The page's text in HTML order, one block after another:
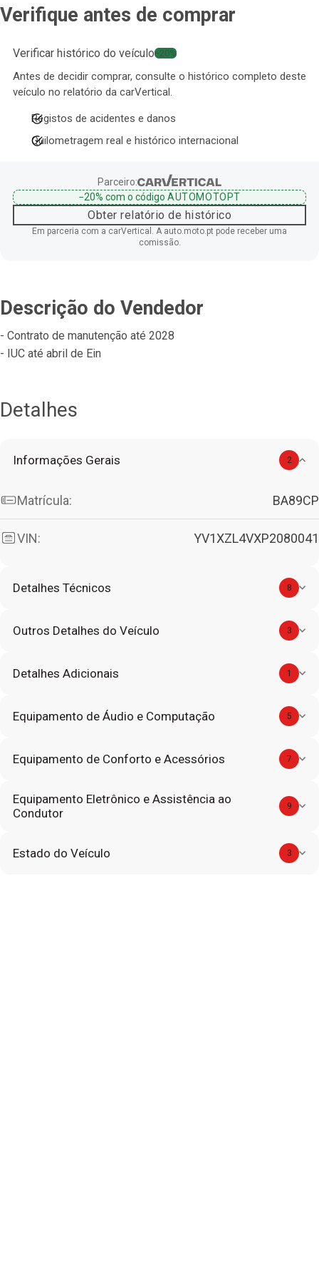
Verifique antes de comprar
Verificar histórico do veículo−20%
Antes de decidir comprar, consulte o histórico completo deste
veículo no relatório da carVertical.
Registos de acidentes e danos
Quilometragem real e histórico internacional
Parceiro:
−20%com o código AUTOMOTOPT
Obter relatório de histórico
Em parceria com a carVertical. A auto.moto.pt pode receber uma
comissão.
Descrição do Vendedor
- Contrato de manutenção até 2028
- IUC até abril de Ein
Detalhes
Informações Gerais 2
Matrícula: BA89CP
VIN: YV1XZL4VXP2080041
Detalhes Técnicos 8
Outros Detalhes do Veículo 3
Detalhes Adicionais 1
Equipamento de Áudio e Computação 5
Equipamento de Conforto e Acessórios 7
Equipamento Eletrônico e Assistência ao
Condutor
9
Estado do Veículo 3